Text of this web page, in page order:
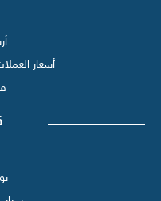
أسعار